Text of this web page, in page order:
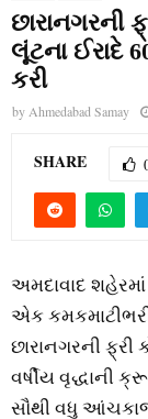
છારાનગરની
લૂંટના ઈરાદે
કરી
by Ahmedabad Samay
SHARE
અમદાવાદ શહેરમાં
એક
છારાનગરની ફ્રી
વર્ષીય વૃદ્ધાની
સૌથી વધુ